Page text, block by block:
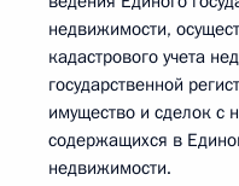
недвижимости,
кадастрового учета
государственной
имущество и сделок с
содержащихся в
недвижимости.